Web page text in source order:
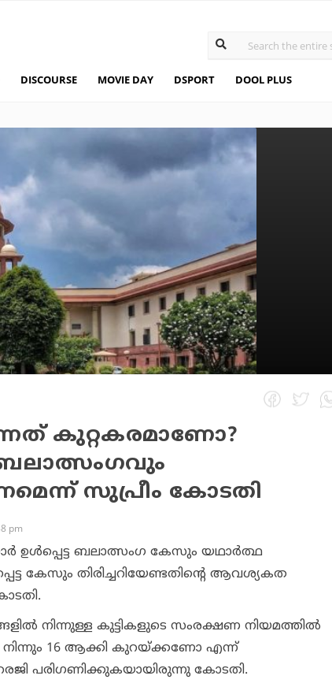
DISCOURSE MOVIE DAY DSPORT DOOL PLUS
കുറ്റകരമാണോ?
സുപ്രീം കോടതി
pm
ഉള്‍പ്പെട്ട ബലാത്സംഗ കേസും യഥാര്‍ത്ഥ
കേസും തിരിച്ചറിയേണ്ടതിന്റെ ആവശ്യകത
നിന്നുള്ള കുട്ടികളുടെ സംരക്ഷണ നിയമത്തില്‍
നിന്നും 16 ആക്കി കുറയ്ക്കണോ എന്ന്
പരിഗണിക്കുകയായിരുന്നു കോടതി.